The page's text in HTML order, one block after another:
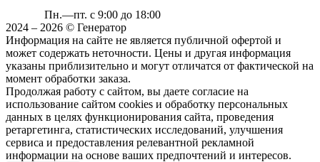
Пн.—пт. с 9:00 до 18:00
2024 – 2026 © Генератор
Информация на сайте не является публичной офертой и
может содержать неточности. Цены и другая информация
указаны приблизительно и могут отличатся от фактической на
момент обработки заказа.
Продолжая работу с сайтом, вы даете согласие на
использование сайтом cookies и обработку персональных
данных в целях функционирования сайта, проведения
ретаргетинга, статистических исследований, улучшения
сервиса и предоставления релевантной рекламной
информации на основе ваших предпочтений и интересов.